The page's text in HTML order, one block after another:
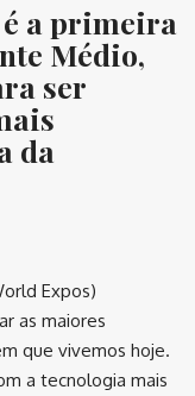
a primeira
Médio,
ser
da
Expos)
as maiores
que vivemos hoje.
a tecnologia mais